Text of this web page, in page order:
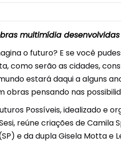
Técnicos
e Exames
da Saúde
Móveis
In Company
multimídia
o futuro? E se você
como serão as cidades,
estará daqui a alguns
obras pensando nas
Possíveis, idealizado e
reúne criações de Camila
e da dupla Gisela Motta e